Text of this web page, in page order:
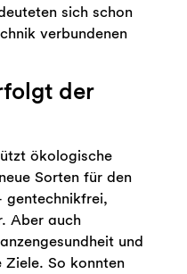
sich schon
verbundenen
der
ökologische
Sorten für den
gentechnikfrei,
Aber auch
und
So konnten